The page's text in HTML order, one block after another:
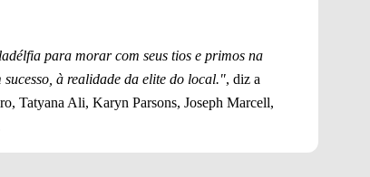
para morar com seus tios e primos na
sucesso, à realidade da elite do local.", diz a
Tatyana Ali, Karyn Parsons, Joseph Marcell,